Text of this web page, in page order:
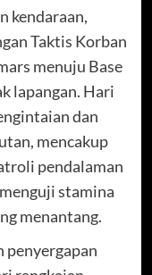
kendaraan,
Taktis Korban
menuju Base
lapangan. Hari
dan
mencakup
pendalaman
stamina
menantang.